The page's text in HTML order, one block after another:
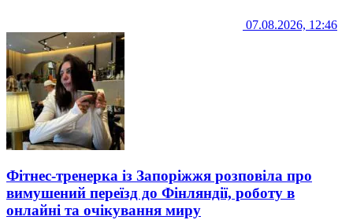
07.08.2026, 12:46
Фітнес-тренерка із Запоріжжя розповіла про
вимушений переїзд до Фінляндії, роботу в
онлайні та очікування миру